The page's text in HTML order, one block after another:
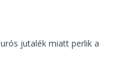
jutalék miatt perlik a